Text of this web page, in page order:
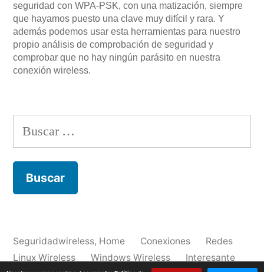
seguridad con WPA-PSK, con una matización, siempre
que hayamos puesto una clave muy difícil y rara. Y
además podemos usar esta herramientas para nuestro
propio análisis de comprobación de seguridad y
comprobar que no hay ningún parásito en nuestra
conexión wireless.
Buscar:
Seguridadwireless, Home Conexiones
Redes
Linux Wireless
Windows Wireless
Interesante